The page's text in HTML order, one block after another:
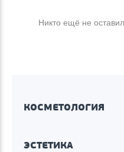
Никто ещё не
КОСМЕТОЛОГИЯ
ЭСТЕТИКА